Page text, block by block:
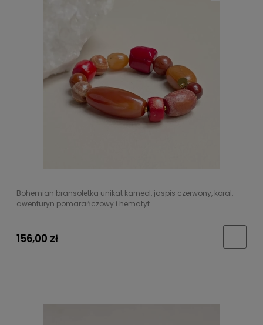
Bohemian bransoletka unikat karneol, jaspis czerwony, koral,
awenturyn pomarańczowy i hematyt
156,00 zł